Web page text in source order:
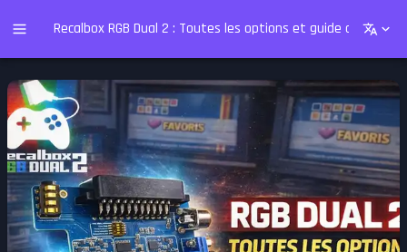
Recalbox RGB Dual 2 : Toutes les options et guide complet